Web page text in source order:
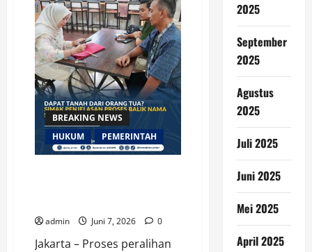
terhadap
Proses
Hukum
Kasus
di
Kantah
Kota
Serang
BREAKING NEWS
HUKUM
PEMERINTAH
admin Juni 7, 2026 0
Jakarta – Proses peralihan
2025
September
2025
Agustus
2025
Juli 2025
Juni 2025
Mei 2025
April 2025